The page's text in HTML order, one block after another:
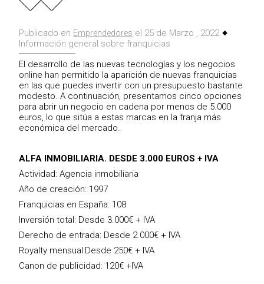
Publicado en Emprendedores el 25 de Marzo , 2022
Información general sobre franquicias
El desarrollo de las nuevas tecnologías y los negocios
online han permitido la aparición de nuevas franquicias
en las que puedes invertir con un presupuesto bastante
modesto. A continuación, presentamos cinco opciones
para abrir un negocio en cadena por menos de 5.000
euros, lo que sitúa a estas marcas en la franja más
económica del mercado.
ALFA INMOBILIARIA. DESDE 3.000 EUROS + IVA
Actividad: Agencia inmobiliaria
Año de creación: 1997
Franquicias en España: 108
Inversión total: Desde 3.000€ + IVA
Derecho de entrada: Desde 2.000€ + IVA
Royalty mensual:Desde 250€ + IVA
Canon de publicidad: 120€ +IVA